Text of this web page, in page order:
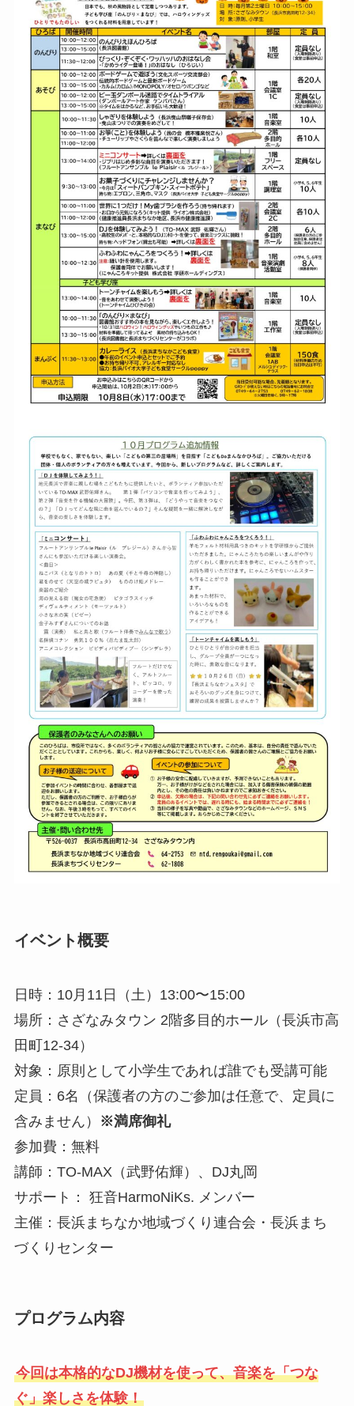
イベント概要
日時：10月11日（土）13:00〜15:00
場所：さざなみタウン 2階多目的ホール（長浜市高
田町12-34）
対象：原則として小学生であれば誰でも受講可能
定員：6名（保護者の方のご参加は任意で、定員に
含みません）
※満席御礼
参加費：無料
講師：TO-MAX（武野佑輝）、DJ丸岡
サポート： 狂音HarmoNiKs. メンバー
主催：長浜まちなか地域づくり連合会・長浜まち
づくりセンター
プログラム内容
今回は本格的なDJ機材を使って、音楽を「つな
ぐ」楽しさを体験！